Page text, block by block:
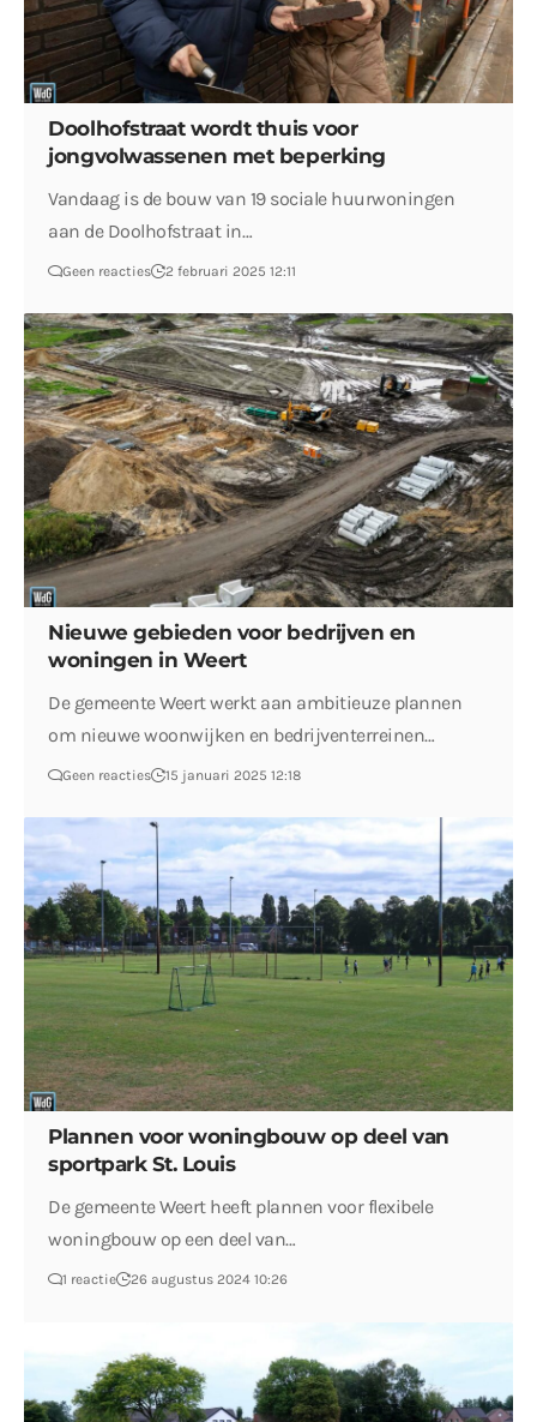
Doolhofstraat wordt thuis voor
jongvolwassenen met beperking
Vandaag is de bouw van 19 sociale huurwoningen
aan de Doolhofstraat in…
Geen reacties 2 februari 2025 12:11
Nieuwe gebieden voor bedrijven en
woningen in Weert
De gemeente Weert werkt aan ambitieuze plannen
om nieuwe woonwijken en bedrijventerreinen…
Geen reacties 15 januari 2025 12:18
Plannen voor woningbouw op deel van
sportpark St. Louis
De gemeente Weert heeft plannen voor flexibele
woningbouw op een deel van…
1 reactie 26 augustus 2024 10:26